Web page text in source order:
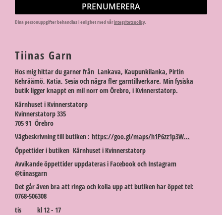
PRENUMERERA
Dina personuppgifter behandlas i enlighet med vårintegritetspolicy.
Tiinas Garn
Hos mig hittar du garner från Lankava, Kaupunkilanka, Pirtin
Kehräämö, Katia, Sesia och några fler garntillverkare. Min fysiska
butik ligger knappt en mil norr om Örebro, i Kvinnerstatorp.
Kärnhuset i Kvinnerstatorp
Kvinnerstatorp 335
705 91 Örebro
Vägbeskrivning till butiken : https://goo.gl/maps/h1P6zz1p3W...
Öppettider i butiken Kärnhuset i Kvinnerstatorp
Avvikande öppettider uppdateras i Facebook och Instagram
@tiinasgarn
Det går även bra att ringa och kolla upp att butiken har öppet tel:
0768-506308
tis kl 12 - 17